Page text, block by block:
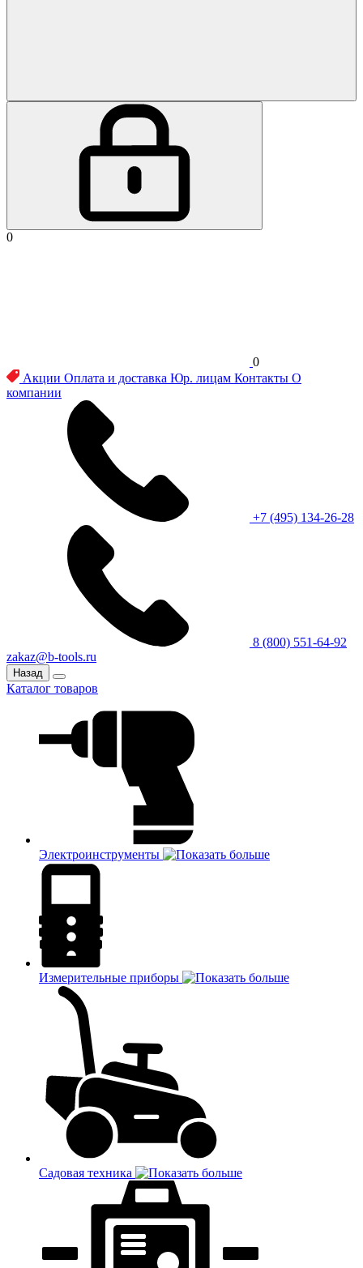
0
0
Акции Оплата и доставка Юр. лицам Контакты О
компании
+7 (495) 134-26-28
8 (800) 551-64-92
zakaz@b-tools.ru
Назад
Каталог товаров
Электроинструменты
Измерительные приборы
Садовая техника